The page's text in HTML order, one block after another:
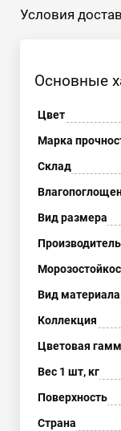
Условия
Основные
Цвет
Марка
Склад
Вид размера
Производитель
Вид материала
Коллекция
Цветовая
Вес 1 шт, кг
Поверхность
Страна